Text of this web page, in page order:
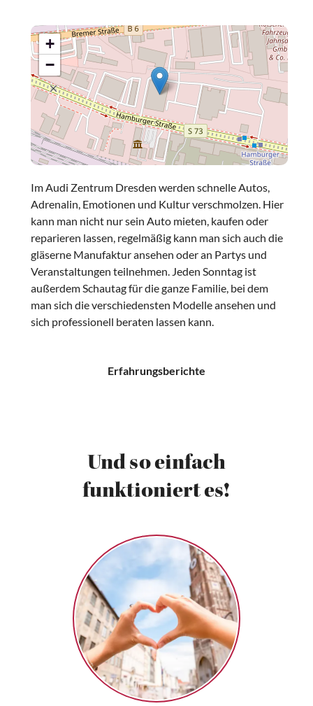
+
−
Im Audi Zentrum Dresden werden schnelle Autos,
Adrenalin, Emotionen und Kultur verschmolzen. Hier
kann man nicht nur sein Auto mieten, kaufen oder
reparieren lassen, regelmäßig kann man sich auch die
gläserne Manufaktur ansehen oder an Partys und
Veranstaltungen teilnehmen. Jeden Sonntag ist
außerdem Schautag für die ganze Familie, bei dem
man sich die verschiedensten Modelle ansehen und
sich professionell beraten lassen kann.
Erfahrungsberichte
Und so einfach
funktioniert es!